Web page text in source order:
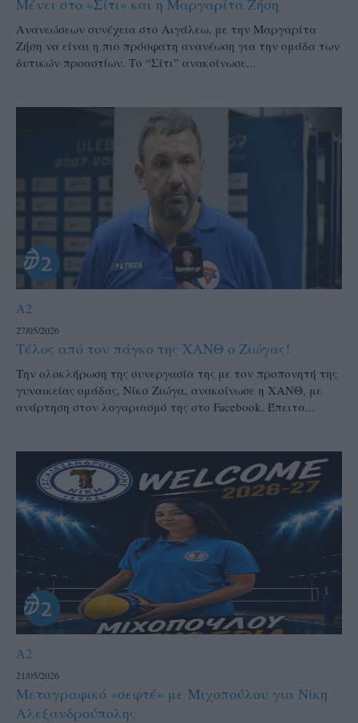
Ανανεώσεων συνέχεια στο Αιγάλεω, με την Μαργαρίτα
Ζήση να είναι η πιο πρόσφατη ανανέωση για την ομάδα των
δυτικών προαστίων. Το “Σίτι” ανακοίνωσε...
A2
27/05/2026
Τέλος από τον πάγκο της ΧΑΝΘ ο Ζιώγας!
Την ολοκλήρωση της συνεργασία της με τον προπονητή της
γυναικείας ομάδας, Νίκο Ζιώγα, ανακοίνωσε η ΧΑΝΘ, με
ανάρτηση στον λογαριασμό της στο Facebook. Έπειτα...
A2
21/05/2026
Μεταγραφικό «σεφτέ» με Μιχοπούλου για Νίκη
Αλεξανδρούπολης